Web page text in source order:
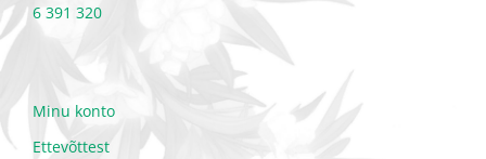
6 391 320
Minu konto
Ettevõttest